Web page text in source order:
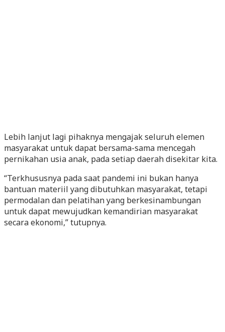
Lebih lanjut lagi pihaknya mengajak seluruh elemen
masyarakat untuk dapat bersama-sama mencegah
pernikahan usia anak, pada setiap daerah disekitar kita.
“Terkhususnya pada saat pandemi ini bukan hanya
bantuan materiil yang dibutuhkan masyarakat, tetapi
permodalan dan pelatihan yang berkesinambungan
untuk dapat mewujudkan kemandirian masyarakat
secara ekonomi,” tutupnya.